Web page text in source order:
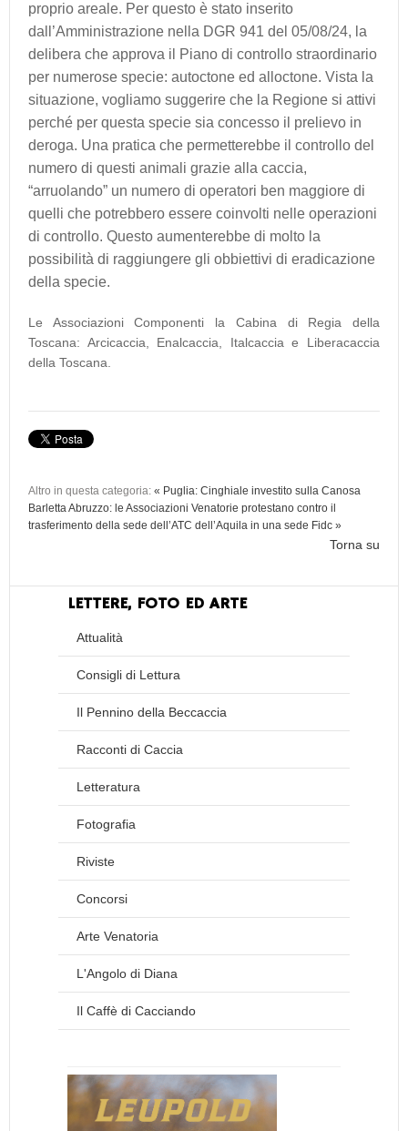
proprio areale. Per questo è stato inserito
dall’Amministrazione nella DGR 941 del 05/08/24, la
delibera che approva il Piano di controllo straordinario
per numerose specie: autoctone ed alloctone. Vista la
situazione, vogliamo suggerire che la Regione si attivi
perché per questa specie sia concesso il prelievo in
deroga. Una pratica che permetterebbe il controllo del
numero di questi animali grazie alla caccia,
“arruolando” un numero di operatori ben maggiore di
quelli che potrebbero essere coinvolti nelle operazioni
di controllo. Questo aumenterebbe di molto la
possibilità di raggiungere gli obbiettivi di eradicazione
della specie.
Le Associazioni Componenti la Cabina di Regia della
Toscana: Arcicaccia, Enalcaccia, Italcaccia e Liberacaccia
della Toscana.
Altro in questa categoria: « Puglia: Cinghiale investito sulla Canosa
BarlettaAbruzzo: le Associazioni Venatorie protestano contro il
trasferimento della sede dell’ATC dell’Aquila in una sede Fidc »
Torna su
LETTERE, FOTO ED ARTE
Attualità
Consigli di Lettura
Il Pennino della Beccaccia
Racconti di Caccia
Letteratura
Fotografia
Riviste
Concorsi
Arte Venatoria
L'Angolo di Diana
Il Caffè di Cacciando